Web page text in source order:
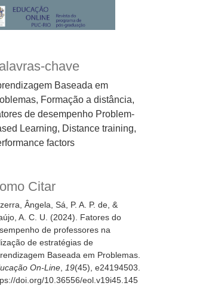
chave
Baseada em
Formação a distância,
de desempenho Problem-
Learning, Distance training,
factors
Citar
Ângela, Sá, P. A. P. de, &
A. C. U. (2024). Fatores do
de professores na
de estratégias de
Baseada em Problemas.
On-Line
19(45), e24194503.
doi.org/10.36556/eol.v19i45.145